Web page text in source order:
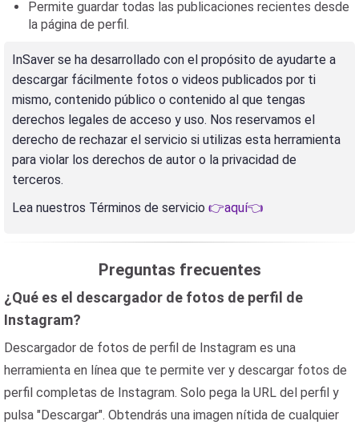
Permite guardar todas las publicaciones recientes desde
la página de perfil.
InSaver se ha desarrollado con el propósito de ayudarte a
descargar fácilmente fotos o videos publicados por ti
mismo, contenido público o contenido al que tengas
derechos legales de acceso y uso. Nos reservamos el
derecho de rechazar el servicio si utilizas esta herramienta
para violar los derechos de autor o la privacidad de
terceros.
Lea nuestros Términos de servicio 👉aquí👈
Preguntas frecuentes
¿Qué es el descargador de fotos de perfil de
Instagram?
Descargador de fotos de perfil de Instagram es una
herramienta en línea que te permite ver y descargar fotos de
perfil completas de Instagram. Solo pega la URL del perfil y
pulsa "Descargar". Obtendrás una imagen nítida de cualquier